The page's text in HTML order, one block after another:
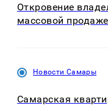
Откровение
массовой
Новости Самары
Самарская